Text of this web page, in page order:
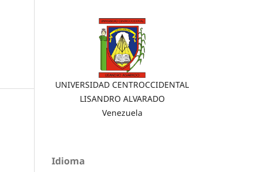
UNIVERSIDAD CENTROCCIDENTAL
LISANDRO ALVARADO
Venezuela
Idioma